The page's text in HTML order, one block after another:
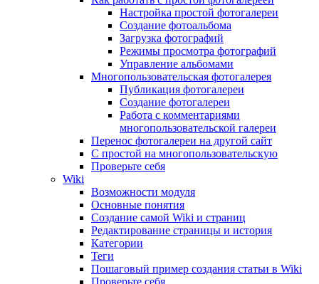
Настройка простой фотогалереи
Создание фотоальбома
Загрузка фотографий
Режимы просмотра фотографий
Управление альбомами
Многопользовательская фотогалерея
Публикация фотогалереи
Создание фотогалереи
Работа с комментариями
многопользовательской галереи
Перенос фотогалереи на другой сайт
С простой на многопользовательскую
Проверьте себя
Wiki
Возможности модуля
Основные понятия
Создание самой Wiki и страниц
Редактирование страницы и история
Категории
Теги
Пошаговый пример создания статьи в Wiki
Проверьте себя